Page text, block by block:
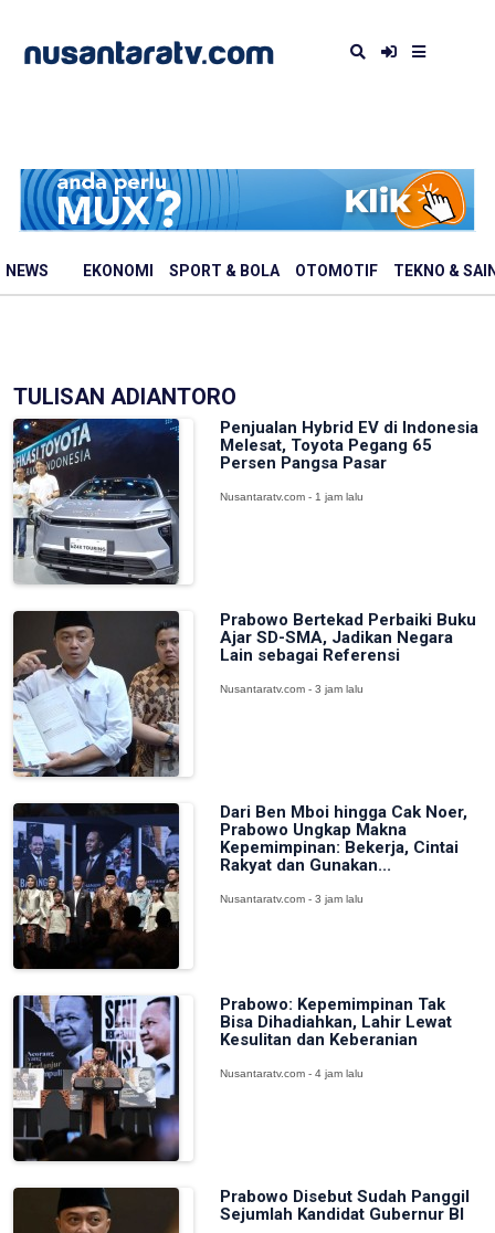
NEWS EKONOMI SPORT & BOLA OTOMOTIF TEKNO &
TULISAN ADIANTORO
Penjualan Hybrid EV di Indonesia
Melesat, Toyota Pegang 65
Persen Pangsa Pasar
Nusantaratv.com - 1 jam lalu
Prabowo Bertekad Perbaiki Buku
Ajar SD-SMA, Jadikan Negara
Lain sebagai Referensi
Nusantaratv.com - 3 jam lalu
Dari Ben Mboi hingga Cak Noer,
Prabowo Ungkap Makna
Kepemimpinan: Bekerja, Cintai
Rakyat dan Gunakan...
Nusantaratv.com - 3 jam lalu
Prabowo: Kepemimpinan Tak
Bisa Dihadiahkan, Lahir Lewat
Kesulitan dan Keberanian
Nusantaratv.com - 4 jam lalu
Prabowo Disebut Sudah Panggil
Sejumlah Kandidat Gubernur BI